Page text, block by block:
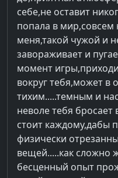
себе,не оставит
попала в мир,совсем
меня,такой чужой и
завораживает и
момент
вокруг тебя,может в
тихим.....темным и
неволе тебя
стоит каждому,дабы
физически
вещей.....как сложно
бесценный опыт